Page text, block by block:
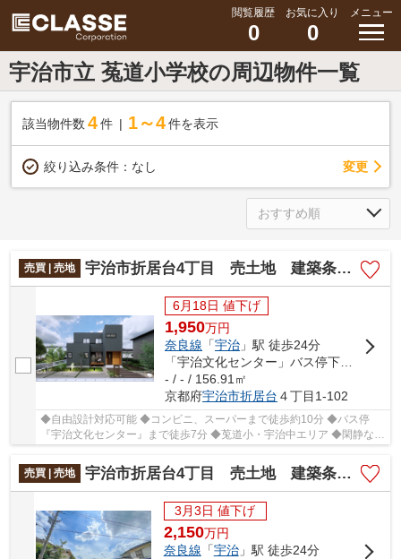
閲覧履歴
0
お気に入り
0
メニュー
宇治市立 菟道小学校の周辺物件一覧
該当物件数 4件 1～4 件を表示
絞り込み条件： なし 変更
売買 | 売地 宇治市折居台4丁目 売土地 建築条件付き
6月18日 値下げ
1,950万円
奈良線 「宇治 」駅 徒歩24分
「宇治文化センター」バス停下車 徒歩7分
- / - / 156.91㎡
京都府宇治市折居台 ４丁目1-102
◆自由設計対応可能 ◆コンビニ、スーパーまで徒歩約10分 ◆バス停
『宇治文化センター』まで徒歩7分 ◆莵道小・宇治中エリア ◆閑静な住
売買 | 売地
宇治市折居台4丁目 売土地 建築条件無し
3月3日 値下げ
2,150万円
奈良線 「宇治」駅 徒歩24分